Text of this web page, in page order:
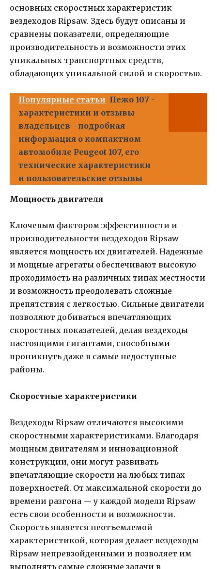
основных скоростных характеристик
вездеходов Ripsaw. Здесь будут описаны и
сравнены показатели, определяющие
производительность и возможности этих
уникальных транспортных средств,
обладающих уникальной силой и скоростью.
Популярные статьи Пежо 107 -
характеристики и отзывы
владельцев - подробная
информация о компактном
автомобиле Peugeot 107, его
технические характеристики
и пользовательские отзывы
Мощность двигателя
Ключевым фактором эффективности и
производительности вездеходов Ripsaw
является мощность их двигателей. Надежные
и мощные агрегаты обеспечивают высокую
проходимость на различных типах местности
и возможность преодолевать сложные
препятствия с легкостью. Сильные двигатели
позволяют добиваться впечатляющих
скоростных показателей, делая вездеходы
настоящими гигантами, способными
проникнуть даже в самые недоступные
районы.
Скоростные характеристики
Вездеходы Ripsaw отличаются высокими
скоростными характеристиками. Благодаря
мощным двигателям и инновационной
конструкции, они могут развивать
впечатляющие скорости на любых типах
поверхностей. От максимальной скорости до
времени разгона — у каждой модели Ripsaw
есть свои особенности и возможности.
Скорость является неотъемлемой
характеристикой, которая делает вездеходы
Ripsaw непревзойденными и позволяет им
выполнять самые сложные задачи в